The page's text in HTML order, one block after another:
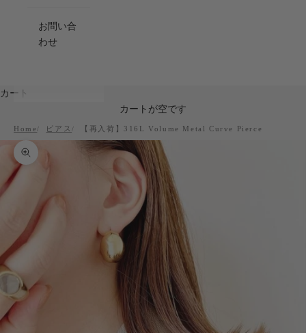
お問い合
わせ
カート
カートが空です
Home ピアス 【再入荷】316L Volume Metal Curve Pierce
ズームイン